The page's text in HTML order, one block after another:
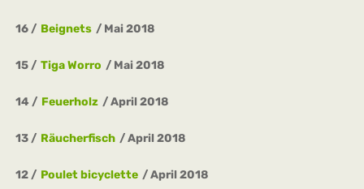
16 Beignets Mai 2018
15 Tiga Worro Mai 2018
14 Feuerholz April 2018
13 Räucherfisch April 2018
12 Poulet bicyclette April 2018